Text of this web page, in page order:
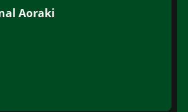
Aoraki